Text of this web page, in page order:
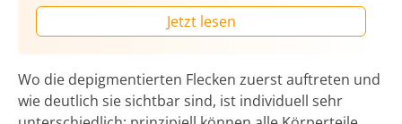
Jetzt lesen
Wo die depigmentierten Flecken zuerst auftreten und
wie deutlich sie sichtbar sind, ist individuell sehr